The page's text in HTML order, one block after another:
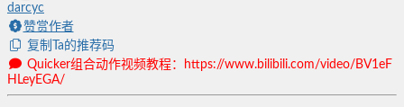
darcyc
赞赏作者
复制Ta的推荐码
Quicker组合动作视频教程：https://www.bilibili.com/video/BV1eF
HLeyEGA/